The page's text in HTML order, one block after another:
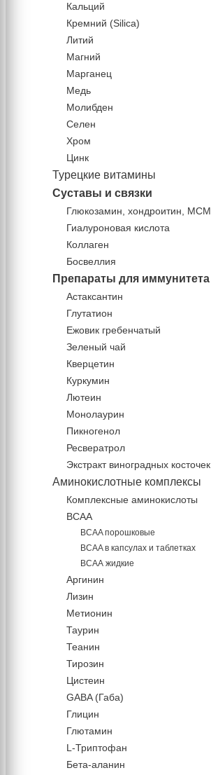
Кальций
Кремний (Silica)
Литий
Магний
Марганец
Медь
Молибден
Селен
Хром
Цинк
Турецкие витамины
Суставы и связки
Глюкозамин, хондроитин, МСМ
Гиалуроновая кислота
Коллаген
Босвеллия
Препараты для иммунитета
Астаксантин
Глутатион
Ежовик гребенчатый
Зеленый чай
Кверцетин
Куркумин
Лютеин
Монолаурин
Пикногенол
Ресвератрол
Экстракт виноградных косточек
Аминокислотные комплексы
Комплексные аминокислоты
BCAA
BCAA порошковые
BCAA в капсулах и таблетках
ВСАА жидкие
Аргинин
Лизин
Метионин
Таурин
Теанин
Тирозин
Цистеин
GABA (Габа)
Глицин
Глютамин
L-Триптофан
Бета-аланин